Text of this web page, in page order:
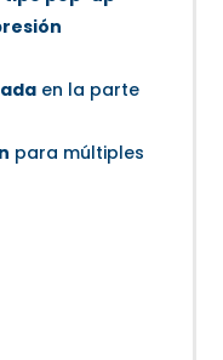
en la parte
para múltiples